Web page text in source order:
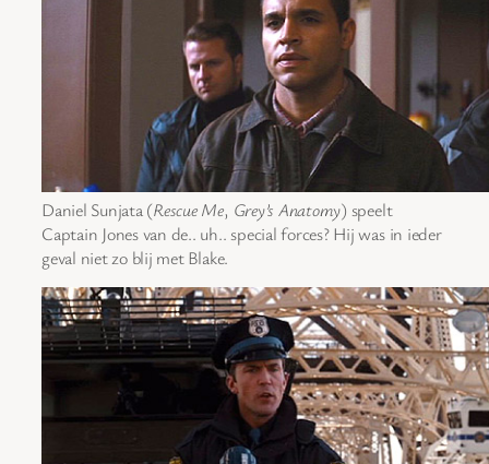
Daniel Sunjata (Rescue Me, Grey’s Anatomy) speelt
Captain Jones van de.. uh.. special forces? Hij was in ieder
geval niet zo blij met Blake.